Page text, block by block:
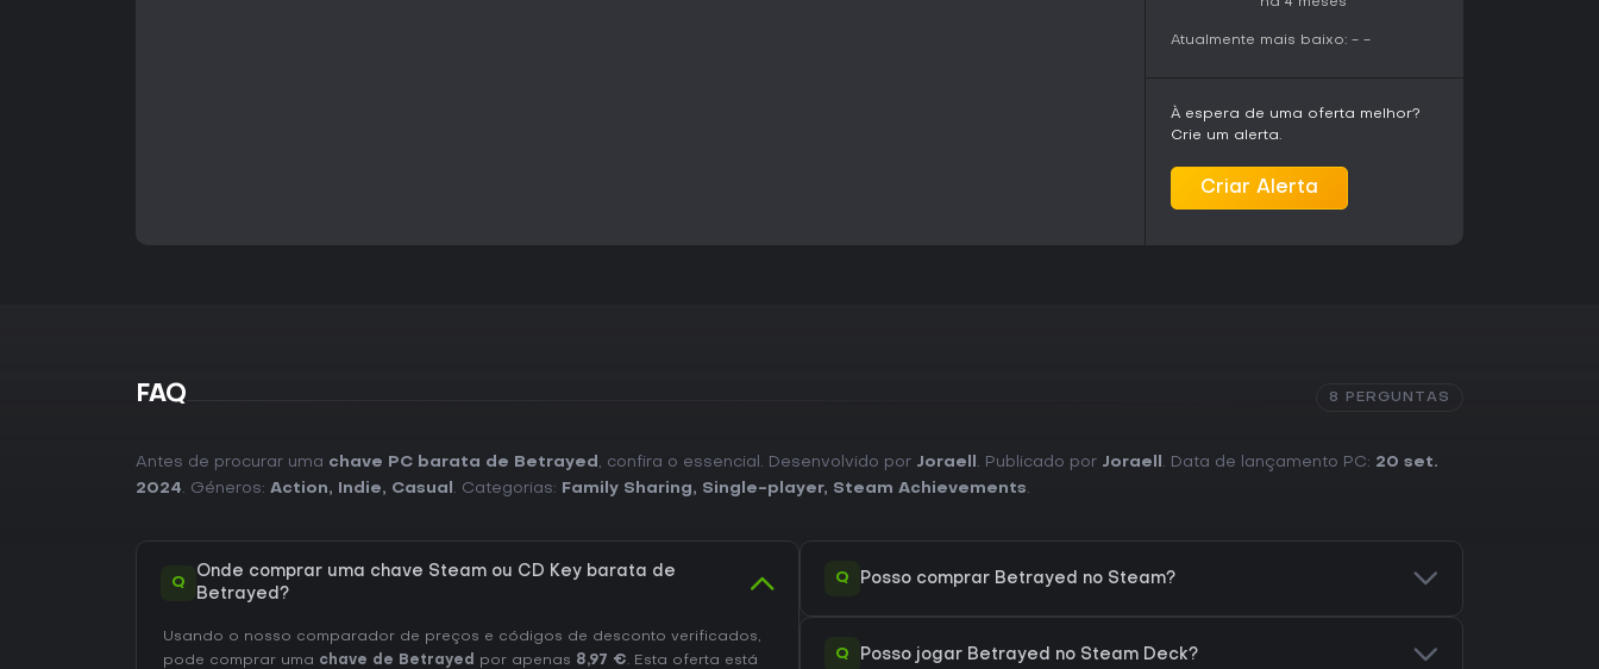
ramificadas, Betrayed proporciona uma experiência sólida graças às escolhas
e interações explícitas. Se você prioriza profundidade narrativa em jogos
adultos em vez de ação frenética, este título é ideal para sessões casuais
Atualmente mais baixo: - -
À espera de uma oferta melhor?
Crie um alerta.
Criar Alerta
FAQ 8 PERGUNTAS
Antes de procurar uma chave PC barata de Betrayed , confira o essencial. Desenvolvido por Joraell . Publicado por Joraell . Data de lançamento PC: 20 set.
2024. Géneros: Action, Indie, Casual . Categorias: Family Sharing, Single-player, Steam Achievements.
Q
Onde comprar uma chave Steam ou CD Key barata de
Betrayed?
Usando o nosso comparador de preços e códigos de desconto verificados,
pode comprar uma chave de Betrayed por apenas 8,97 €. Esta oferta está
Q Posso comprar Betrayed no Steam?
Q Posso jogar Betrayed no Steam Deck?